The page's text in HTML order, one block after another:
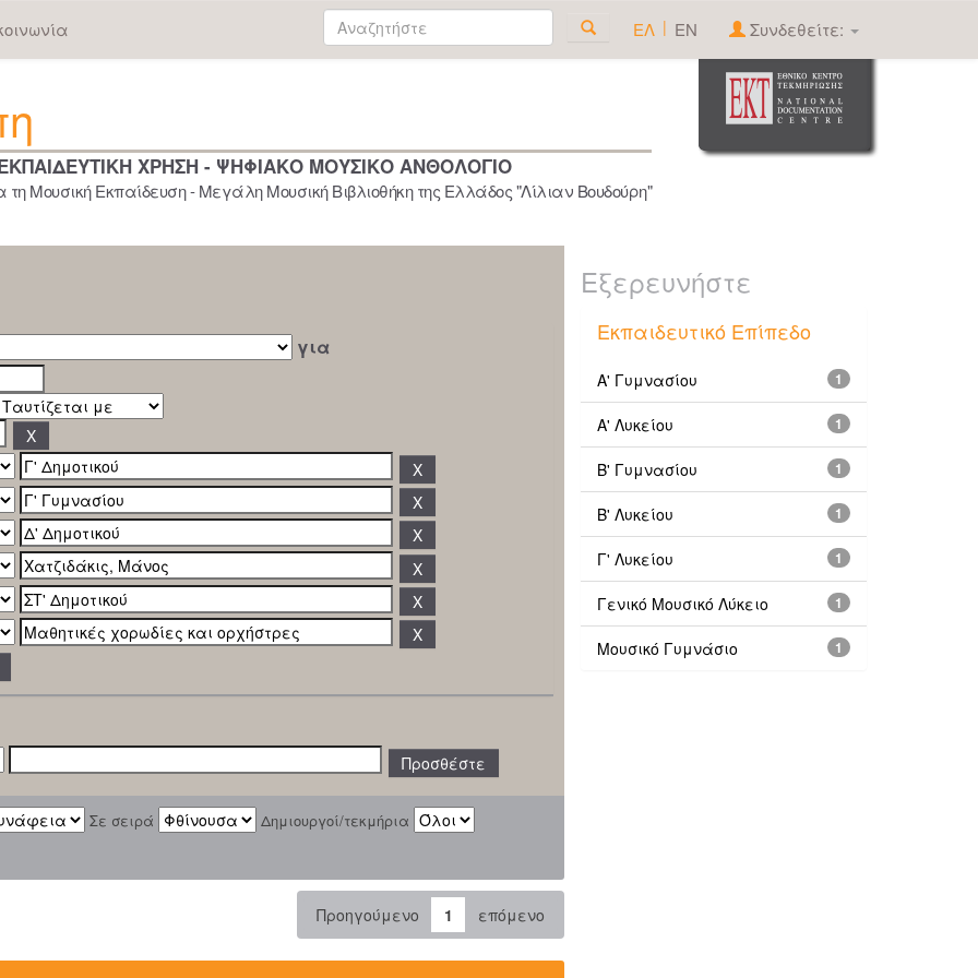
ΕΛ | EN Συνδεθείτε:
ΧΡΗΣΗ - ΨΗΦΙΑΚΟ ΜΟΥΣΙΚΟ ΑΝΘΟΛΟΓΙΟ
Μουσική Εκπαίδευση - Μεγάλη Μουσική Βιβλιοθήκη της Ελλάδος "Λίλιαν Βουδούρη"
για
Σε σειρά Δημιουργοί/τεκμήρια
Προηγούμενο 1 επόμενο
Εξερευνήστε
Εκπαιδευτικό Επίπεδο
1
Α' Γυμνασίου
1
Α' Λυκείου
1
Β' Γυμνασίου
1
Β' Λυκείου
1
Γ' Λυκείου
1
Γενικό Μουσικό Λύκειο
1
Μουσικό Γυμνάσιο